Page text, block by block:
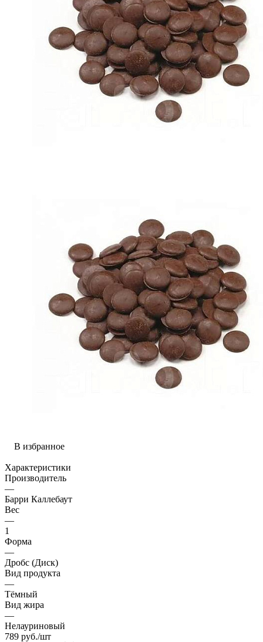
В избранное
Характеристики
Производитель
—
Барри Каллебаут
Вес
—
1
Форма
—
Дробс (Диск)
Вид продукта
—
Тёмный
Вид жира
—
Нелауриновый
789 руб./шт